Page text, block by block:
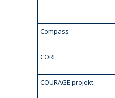
Compass
CORE
COURAGE projekt